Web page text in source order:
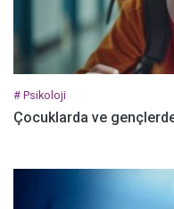
# Psikoloji
Çocuklarda ve